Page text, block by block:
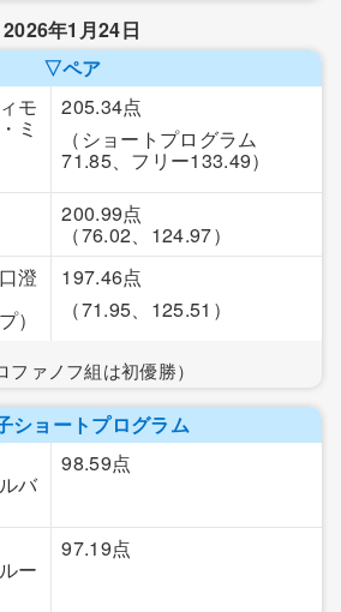
2026年1月24日
▽ペア
モ
ミ
205.34点
（ショートプログラム
71.85、フリー133.49）
200.99点
（76.02、124.97）
澄
）
197.46点
（71.95、125.51）
ファノフ組は初優勝）
ショートプログラム
バ
98.59点
ー
97.19点